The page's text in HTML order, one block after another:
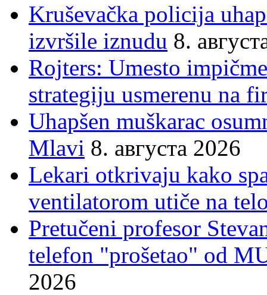
Kruševačka policija
izvršile iznudu 8.
Rojters: Umesto
strategiju usmerenu na
Uhapšen muškarac
Mlavi 8. августа 2026
Lekari otkrivaju kako
ventilatorom utiče na
Pretučeni profesor
telefon "prošetao" od
2026